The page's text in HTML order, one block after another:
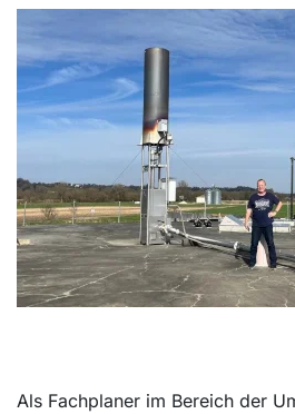
Als Fachplaner im Bereich der